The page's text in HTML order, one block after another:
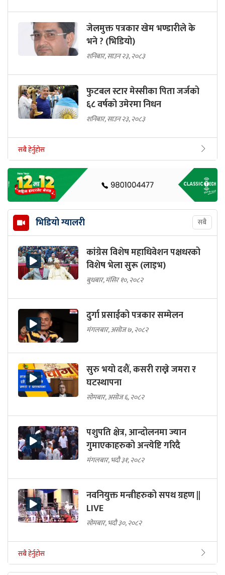
जेलमुक्त पत्रकार खेम भण्डारीले के
भने ? (भिडियो)
शनिबार, साउन २३, २०८३
फुटबल स्टार मेस्सीका पिता जर्जको
६८ वर्षको उमेरमा निधन
शनिबार, साउन २३, २०८३
सबै हेर्नुहोस
भिडियो ग्यालरी सबै
कांग्रेस विशेष महाधिवेशन पक्षधरको
विशेष भेला सुरू (लाइभ)
बुधबार, मंसिर १०, २०८२
दुर्गा प्रसाईको पत्रकार सम्मेलन
मंगलबार, असोज ७, २०८२
सुरु भयो दशैं, कसरी राख्ने जमरा र
घटस्थापना
सोमबार, असोज ६, २०८२
पशुपति क्षेत्र, आन्दोलनमा ज्यान
गुमाएकाहरुको अन्त्येष्टि गरिदै
मंगलबार, भदौ ३१, २०८२
नवनियुक्त मन्त्रीहरुको सपथ ग्रहण ||
LIVE
सोमबार, भदौ ३०, २०८२
सबै हेर्नुहोस